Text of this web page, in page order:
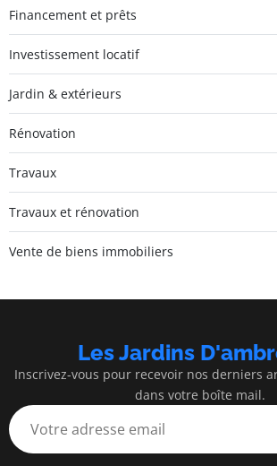
Financement et prêts
Investissement locatif
Jardin & extérieurs
Rénovation
Travaux
Travaux et rénovation
Vente de biens immobiliers
Les Jardins
Inscrivez-vous pour recevoir nos derniers
dans votre boîte mail.